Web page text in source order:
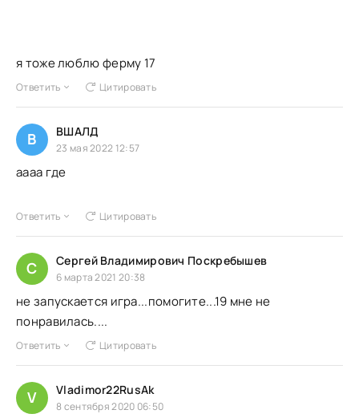
я тоже люблю ферму 17
Ответить Цитировать
В ВШАЛД
23 мая 2022 12:57
аааа где
Ответить Цитировать
С Сергей Владимирович Поскребышев
6 марта 2021 20:38
не запускается игра...помогите...19 мне не
понравилась....
Ответить Цитировать
V Vladimor22RusAk
8 сентября 2020 06:50